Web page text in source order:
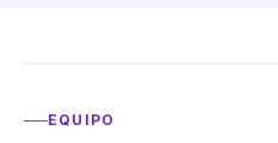
EQUIPO